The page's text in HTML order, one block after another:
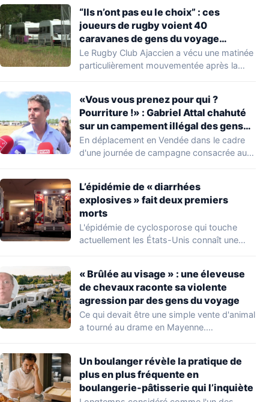
“Ils n’ont pas eu le choix” : ces
joueurs de rugby voient 40
caravanes de gens du voyage
s’installer dans leur stade, ils les
délogent en moins d’1 heure
Le Rugby Club Ajaccien a vécu une matinée
particulièrement mouvementée après la
«Vous vous prenez pour qui ?
Pourriture !» : Gabriel Attal chahuté
sur un campement illégal des gens
du voyage
En déplacement en Vendée dans le cadre
d'une journée de campagne consacrée aux
L’épidémie de « diarrhées
explosives » fait deux premiers
morts
L'épidémie de cyclosporose qui touche
actuellement les États-Unis connaît une
« Brûlée au visage » : une éleveuse
de chevaux raconte sa violente
agression par des gens du voyage
Ce qui devait être une simple vente d'animal
a tourné au drame en Mayenne.…
Un boulanger révèle la pratique de
plus en plus fréquente en
boulangerie-pâtisserie qui l’inquiète